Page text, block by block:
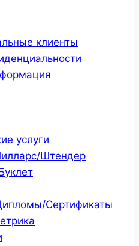
клиенты
услуги
Штендер
Сертификаты